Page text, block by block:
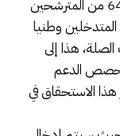
من بينها 104 من المواضيع المكيفة تهم 646 من المترشحين
وطنيا
هذا إلى
حصص الدعم
الاستحقاق في